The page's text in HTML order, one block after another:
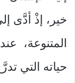
خير، إذْ أدَّى
المتنوعة،
حياته التي